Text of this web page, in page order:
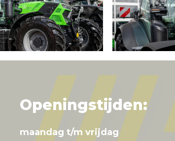
Openingstijden:
maandag t/m vrijdag